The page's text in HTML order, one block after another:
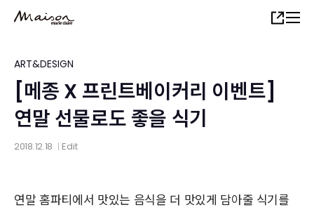
content
Share
ART&DESIGN
[메종 X 프린트베이커리 이벤트]
연말 선물로도 좋을 식기
2018.12.18 Edit
연말 홈파티에서 맛있는 음식을 더 맛있게 담아줄 식기를